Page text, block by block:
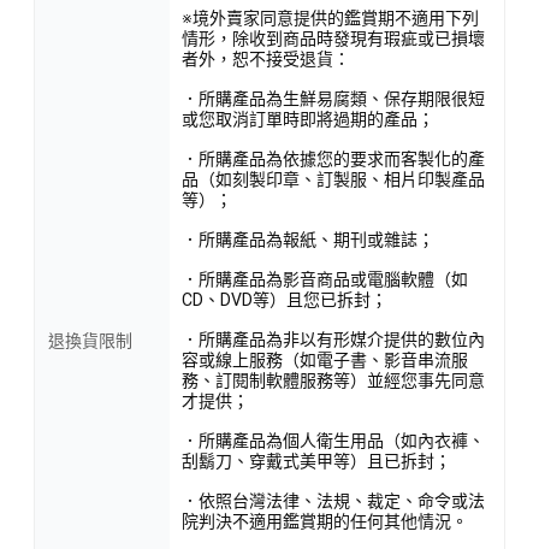
退換貨限制
※境外賣家同意提供的鑑賞期不適用下列
情形，除收到商品時發現有瑕疵或已損壞
者外，恕不接受退貨：
．所購產品為生鮮易腐類、保存期限很短
或您取消訂單時即將過期的產品；
．所購產品為依據您的要求而客製化的產
品（如刻製印章、訂製服、相片印製產品
等）；
．所購產品為報紙、期刊或雜誌；
．所購產品為影音商品或電腦軟體（如
CD、DVD等）且您已拆封；
．所購產品為非以有形媒介提供的數位內
容或線上服務（如電子書、影音串流服
務、訂閱制軟體服務等）並經您事先同意
才提供；
．所購產品為個人衛生用品（如內衣褲、
刮鬍刀、穿戴式美甲等）且已拆封；
．依照台灣法律、法規、裁定、命令或法
院判決不適用鑑賞期的任何其他情況。